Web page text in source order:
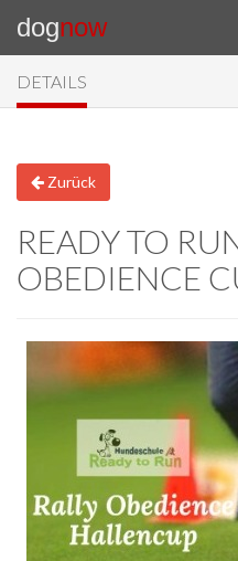
dognow
DETAILS
Zurück
READY TO
OBEDIENCE